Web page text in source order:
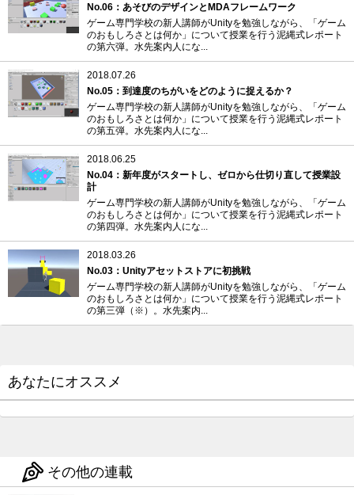
No.06：あそびのデザインとMDAフレームワーク
ゲーム専門学校の新人講師がUnityを勉強しながら、「ゲーム
のおもしろさとは何か」について授業を行う泥縄式レポート
の第六弾。水先案内人にな...
2018.07.26
No.05：到達度のちがいをどのように捉えるか？
ゲーム専門学校の新人講師がUnityを勉強しながら、「ゲーム
のおもしろさとは何か」について授業を行う泥縄式レポート
の第五弾。水先案内人にな...
2018.06.25
No.04：新年度がスタートし、ゼロから仕切り直して授業設
計
ゲーム専門学校の新人講師がUnityを勉強しながら、「ゲーム
のおもしろさとは何か」について授業を行う泥縄式レポート
の第四弾。水先案内人にな...
2018.03.26
No.03：Unityアセットストアに初挑戦
ゲーム専門学校の新人講師がUnityを勉強しながら、「ゲーム
のおもしろさとは何か」について授業を行う泥縄式レポート
の第三弾（※）。水先案内...
あなたにオススメ
その他の連載